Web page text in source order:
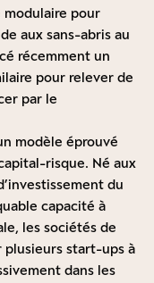
modulaire pour
aux sans-abris au
récemment un
pour relever de
par le
modèle éprouvé
risque. Né aux
du
capacité à
les sociétés de
start-ups à
dans les